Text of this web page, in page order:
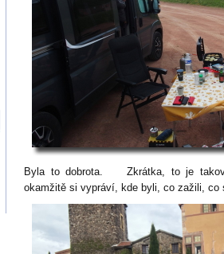
Byla to dobrota. Zkrátka, to je
okamžitě si vypráví, kde byli, co zažili, co